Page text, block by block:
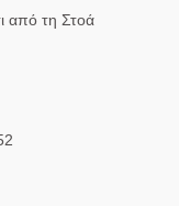
από τη Στοά